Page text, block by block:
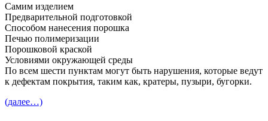
Самим изделием
Предварительной подготовкой
Способом нанесения порошка
Печью полимеризации
Порошковой краской
Условиями окружающей среды
По всем шести пунктам могут быть нарушения, которые ведут
к дефектам покрытия, таким как, кратеры, пузыри, бугорки.
(далее…)